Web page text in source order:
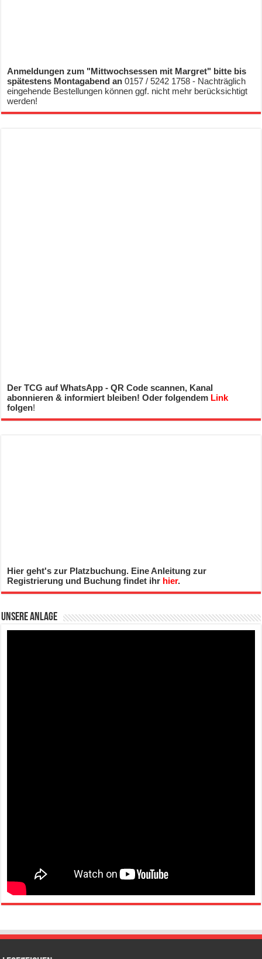
Anmeldungen zum "Mittwochsessen mit Margret" bitte bis
spätestens Montagabend an0157 / 5242 1758 - Nachträglich
eingehende Bestellungen können ggf. nicht mehr berücksichtigt
werden!
Der TCG auf WhatsApp - QR Code scannen, Kanal
abonnieren & informiert bleiben! Oder folgendem Link
folgen!
Hier geht's zur Platzbuchung. Eine Anleitung zur
Registrierung und Buchung findet ihr hier.
Unsere Anlage